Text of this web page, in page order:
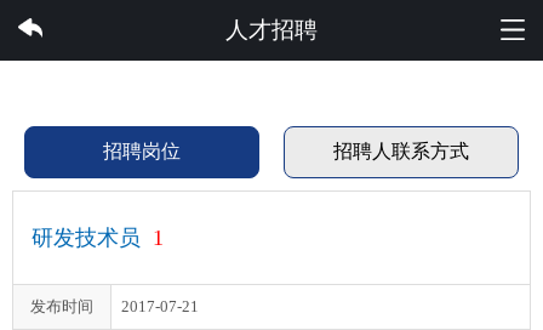
香港澳门6合集团有限公司
人才招聘
招聘岗位 招聘人联系方式
研发技术员 1
发布时间 2017-07-21